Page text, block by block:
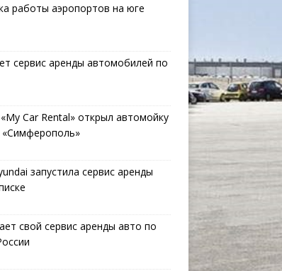
работы аэропортов на юге
сервис аренды автомобилей по
Car Rental» открыл автомойку
«Симферополь»
запустила сервис аренды
свой сервис аренды авто по